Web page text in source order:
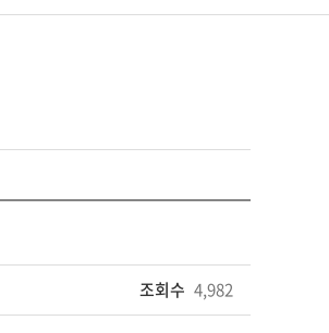
조회수 4,982